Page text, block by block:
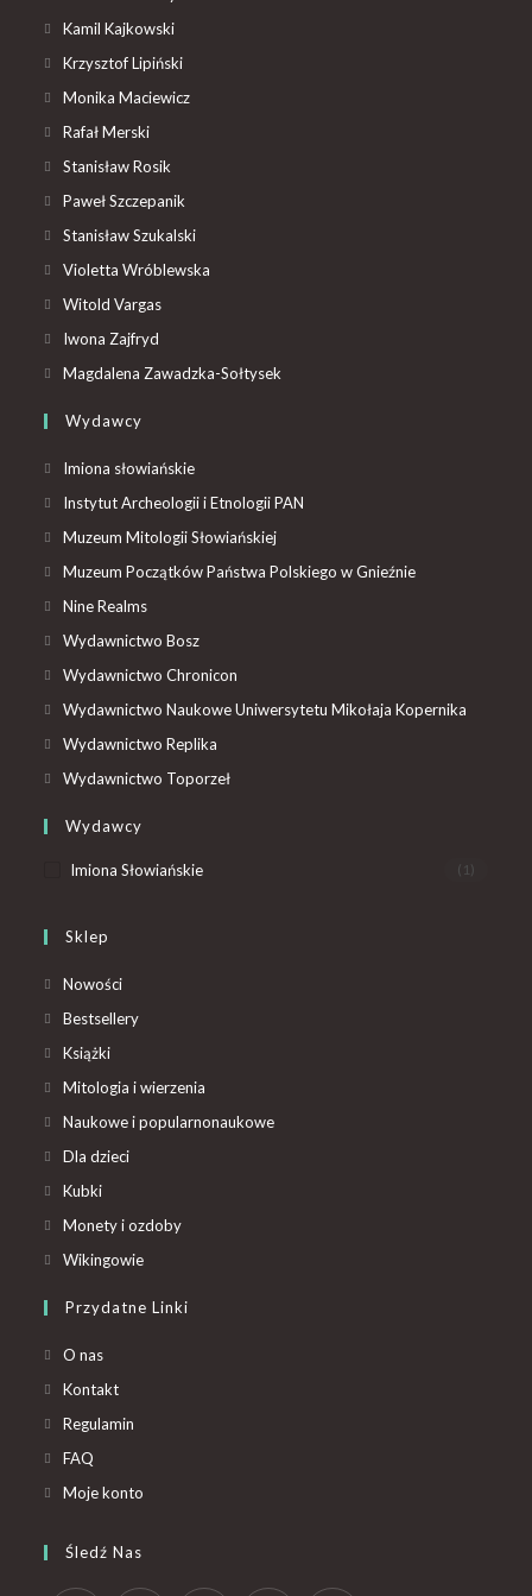
Kamil Kajkowski
Krzysztof Lipiński
Monika Maciewicz
Rafał Merski
Stanisław Rosik
Paweł Szczepanik
Stanisław Szukalski
Violetta Wróblewska
Witold Vargas
Iwona Zajfryd
Magdalena Zawadzka-Sołtysek
Wydawcy
Imiona słowiańskie
Instytut Archeologii i Etnologii PAN
Muzeum Mitologii Słowiańskiej
Muzeum Początków Państwa Polskiego w Gnieźnie
Nine Realms
Wydawnictwo Bosz
Wydawnictwo Chronicon
Wydawnictwo Naukowe Uniwersytetu Mikołaja Kopernika
Wydawnictwo Replika
Wydawnictwo Toporzeł
Wydawcy
Imiona Słowiańskie (1)
Sklep
Nowości
Bestsellery
Książki
Mitologia i wierzenia
Naukowe i popularnonaukowe
Dla dzieci
Kubki
Monety i ozdoby
Wikingowie
Przydatne Linki
O nas
Kontakt
Regulamin
FAQ
Moje konto
Śledź Nas